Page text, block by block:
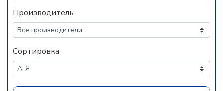
Производитель
Сортировка